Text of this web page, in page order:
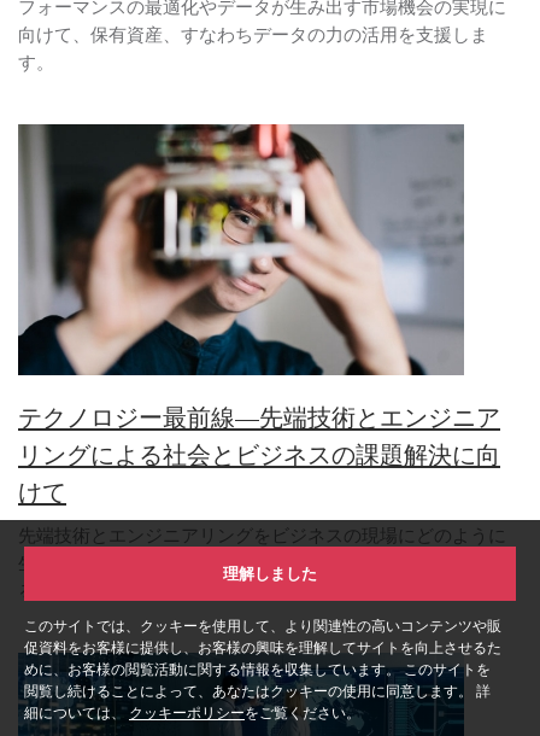
このサイトでは、クッキーを使用して、より関連性の高いコンテンツや販
促資料をお客様に提供し、お客様の興味を理解してサイトを向上させるた
めに、お客様の閲覧活動に関する情報を収集しています。 このサイトを
閲覧し続けることによって、あなたはクッキーの使用に同意します。 詳
細については、 クッキーポリシーをご覧ください。
理解しました
構築し、データを生かした収益化を支援します。ビジネスパ
フォーマンスの最適化やデータが生み出す市場機会の実現に
向けて、保有資産、すなわちデータの力の活用を支援しま
テクノロジー最前線―先端技術とエンジニア
リングによる社会とビジネスの課題解決に向
けて
先端技術とエンジニアリングをビジネスの現場にどのように
生かしているのか、最先端のテクノロジー領域で業務に携わ
るプロフェッショナルの解説を通じてご紹介していきます。